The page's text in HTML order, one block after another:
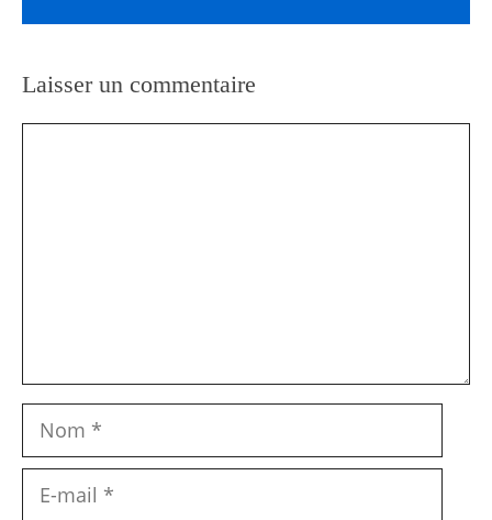
Laisser un commentaire
Nom